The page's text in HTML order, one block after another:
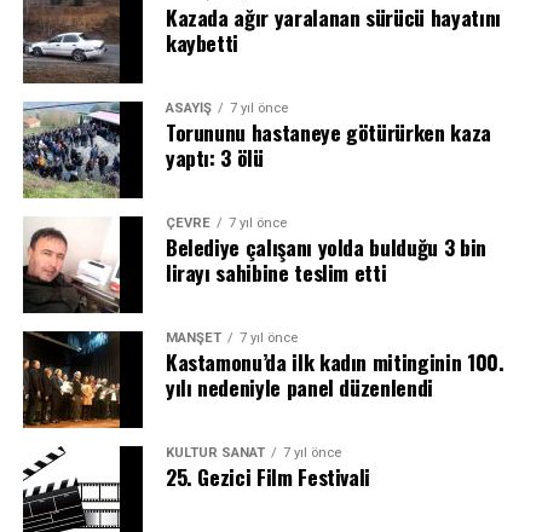
Kazada ağır yaralanan sürücü hayatını
kaybetti
ASAYİŞ 7 yıl önce
Torununu hastaneye götürürken kaza
yaptı: 3 ölü
ÇEVRE 7 yıl önce
Belediye çalışanı yolda bulduğu 3 bin
lirayı sahibine teslim etti
MANŞET 7 yıl önce
Kastamonu’da ilk kadın mitinginin 100.
yılı nedeniyle panel düzenlendi
KÜLTÜR SANAT 7 yıl önce
25. Gezici Film Festivali